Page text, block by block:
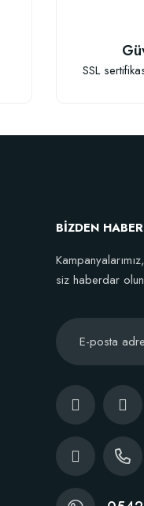
SSL
BİZDEN
siz haberdar